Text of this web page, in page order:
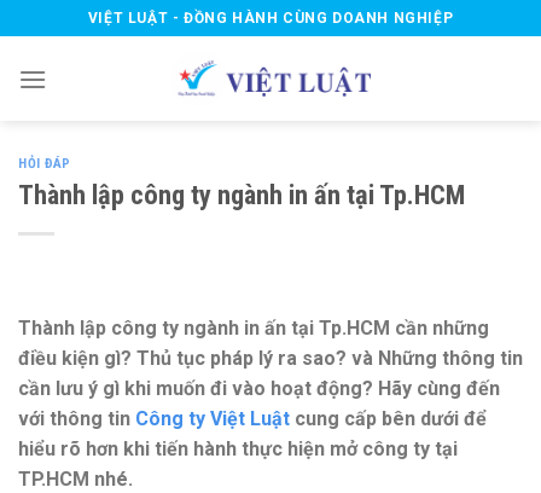
to
content
VIỆT LUẬT - ĐỒNG HÀNH CÙNG DOANH NGHIỆP
HỎI ĐÁP
Thành lập công ty ngành in ấn tại Tp.HCM
Thành lập công ty ngành in ấn tại Tp.HCM cần những
điều kiện gì? Thủ tục pháp lý ra sao? và Những thông tin
cần lưu ý gì khi muốn đi vào hoạt động? Hãy cùng đến
với thông tin Công ty Việt Luật cung cấp bên dưới để
hiểu rõ hơn khi tiến hành thực hiện mở công ty tại
TP.HCM nhé.